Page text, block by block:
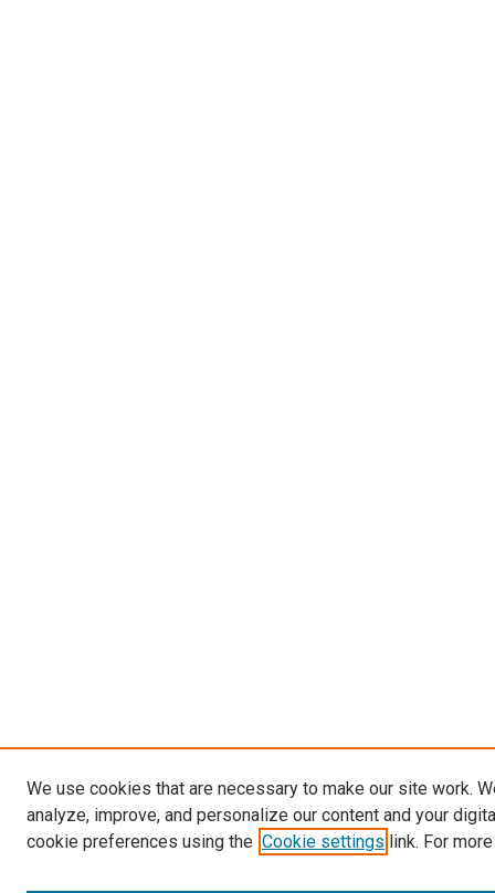
We use cookies that are necessary to make our site work.
analyze, improve, and personalize our content and your
cookie preferences using the Cookie settings link. For